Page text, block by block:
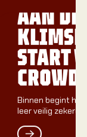
AAN DE
START
Binnen begint
leer veilig